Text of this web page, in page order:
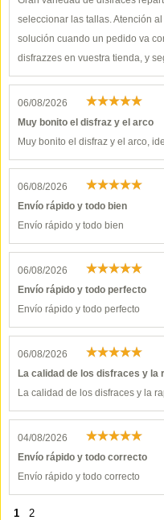
seleccionar las tallas. Atención
solución cuando un pedido va
disfrazzes en vuestra tienda, y
06/08/2026
Muy bonito el disfraz y el arco
Muy bonito el disfraz y el arco,
06/08/2026
Envío rápido y todo bien
Envío rápido y todo bien
06/08/2026
Envío rápido y todo perfecto
Envío rápido y todo perfecto
06/08/2026
La calidad de los disfraces y la
La calidad de los disfraces y la
04/08/2026
Envío rápido y todo correcto
Envío rápido y todo correcto
1 2